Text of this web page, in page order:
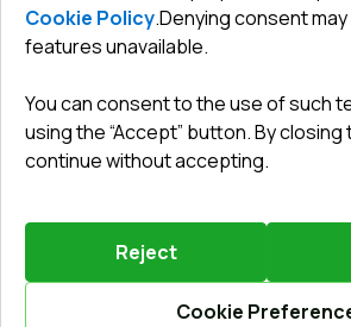
Polityka prywatności
REGULAMIN
©2026.All right reserved.Powered
Report a problem?
Cookie Policy.Denying consent
features unavailable.
You can consent to the use of such
using the “Accept” button. By
continue without accepting.
Reject
Cookie